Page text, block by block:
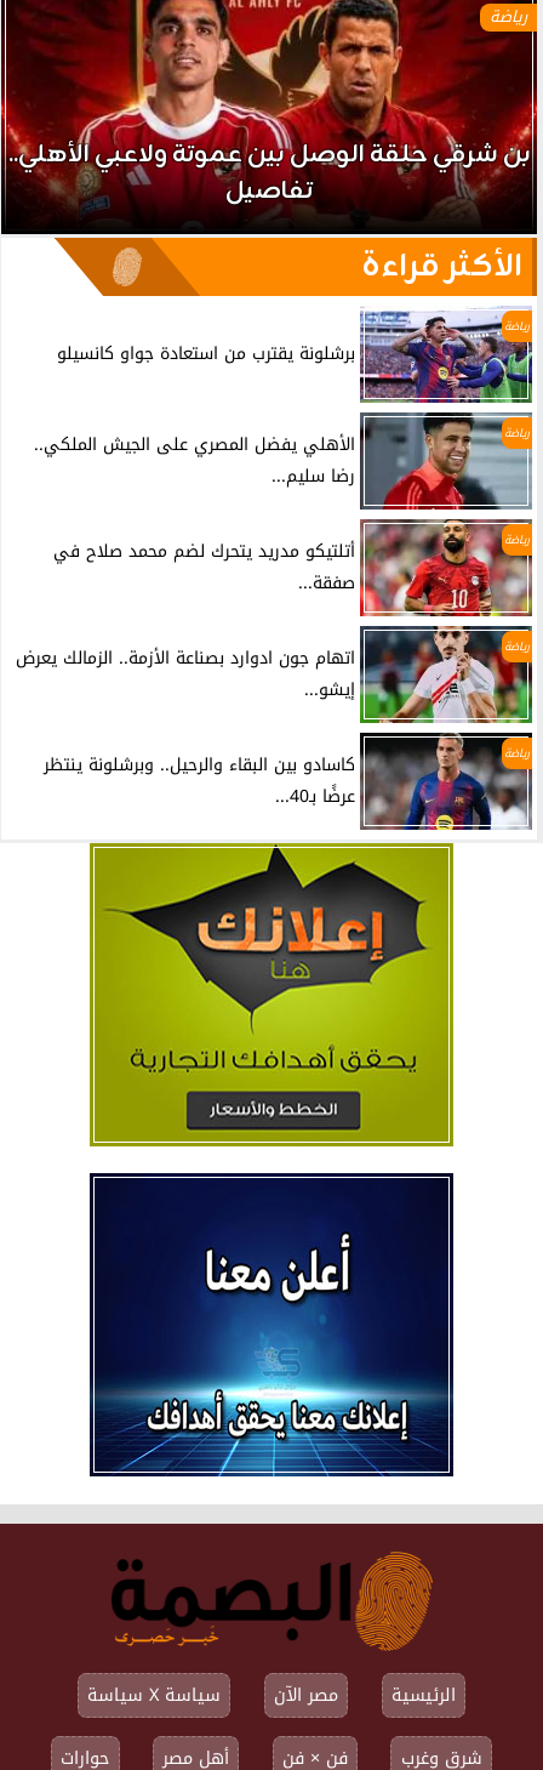
رياضة
بن شرقي حلقة الوصل بين عموتة ولاعبي الأهلي..
تفاصيل
الأكثر قراءة
رياضة
برشلونة يقترب من استعادة جواو كانسيلو
رياضة
الأهلي يفضل المصري على الجيش الملكي..
رضا سليم...
رياضة
أتلتيكو مدريد يتحرك لضم محمد صلاح في
صفقة...
رياضة
اتهام جون ادوارد بصناعة الأزمة.. الزمالك يعرض
إيشو...
رياضة
كاسادو بين البقاء والرحيل.. وبرشلونة ينتظر
عرضًا بـ40...
الرئيسية مصر الآن
سياسة X سياسة
شرق وغرب
فن × فن أهل مصر حوارات